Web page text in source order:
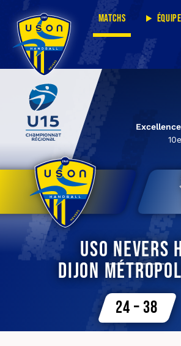
Matchs
USO Nevers
Dijon
24 – 38